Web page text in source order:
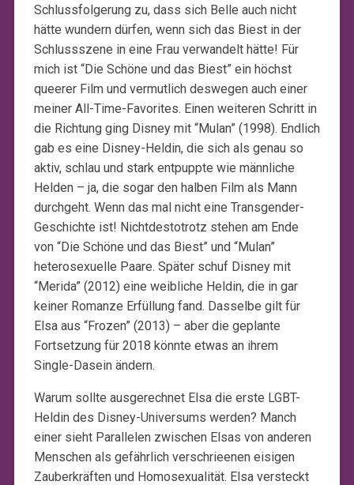
Schlussfolgerung zu, dass sich Belle auch nicht
hätte wundern dürfen, wenn sich das Biest in der
Schlussszene in eine Frau verwandelt hätte! Für
mich ist “Die Schöne und das Biest” ein höchst
queerer Film und vermutlich deswegen auch einer
meiner All-Time-Favorites. Einen weiteren Schritt in
die Richtung ging Disney mit “Mulan” (1998). Endlich
gab es eine Disney-Heldin, die sich als genau so
aktiv, schlau und stark entpuppte wie männliche
Helden – ja, die sogar den halben Film als Mann
durchgeht. Wenn das mal nicht eine Transgender-
Geschichte ist! Nichtdestotrotz stehen am Ende
von “Die Schöne und das Biest” und “Mulan”
heterosexuelle Paare. Später schuf Disney mit
“Merida” (2012) eine weibliche Heldin, die in gar
keiner Romanze Erfüllung fand. Dasselbe gilt für
Elsa aus “Frozen” (2013) – aber die geplante
Fortsetzung für 2018 könnte etwas an ihrem
Single-Dasein ändern.
Warum sollte ausgerechnet Elsa die erste LGBT-
Heldin des Disney-Universums werden? Manch
einer sieht Parallelen zwischen Elsas von anderen
Menschen als gefährlich verschrieenen eisigen
Zauberkräften und Homosexualität. Elsa versteckt